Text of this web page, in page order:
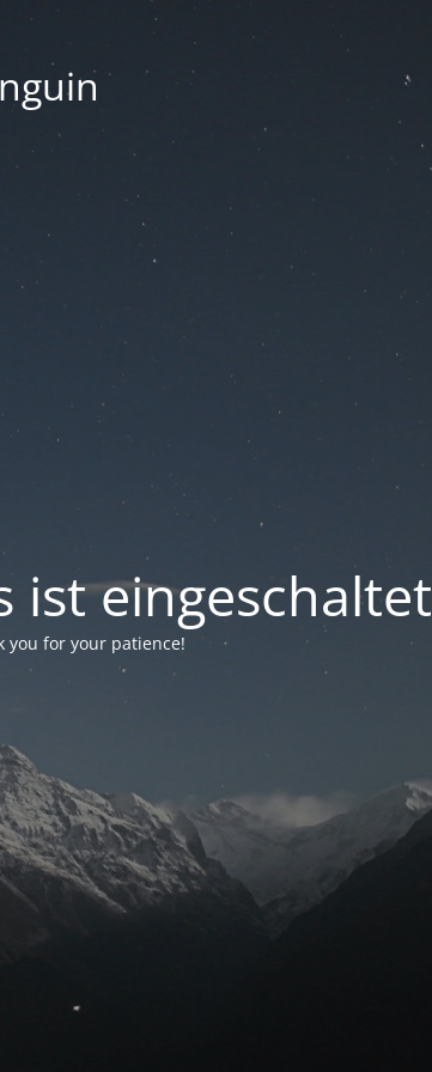
ist eingeschaltet
you for your patience!